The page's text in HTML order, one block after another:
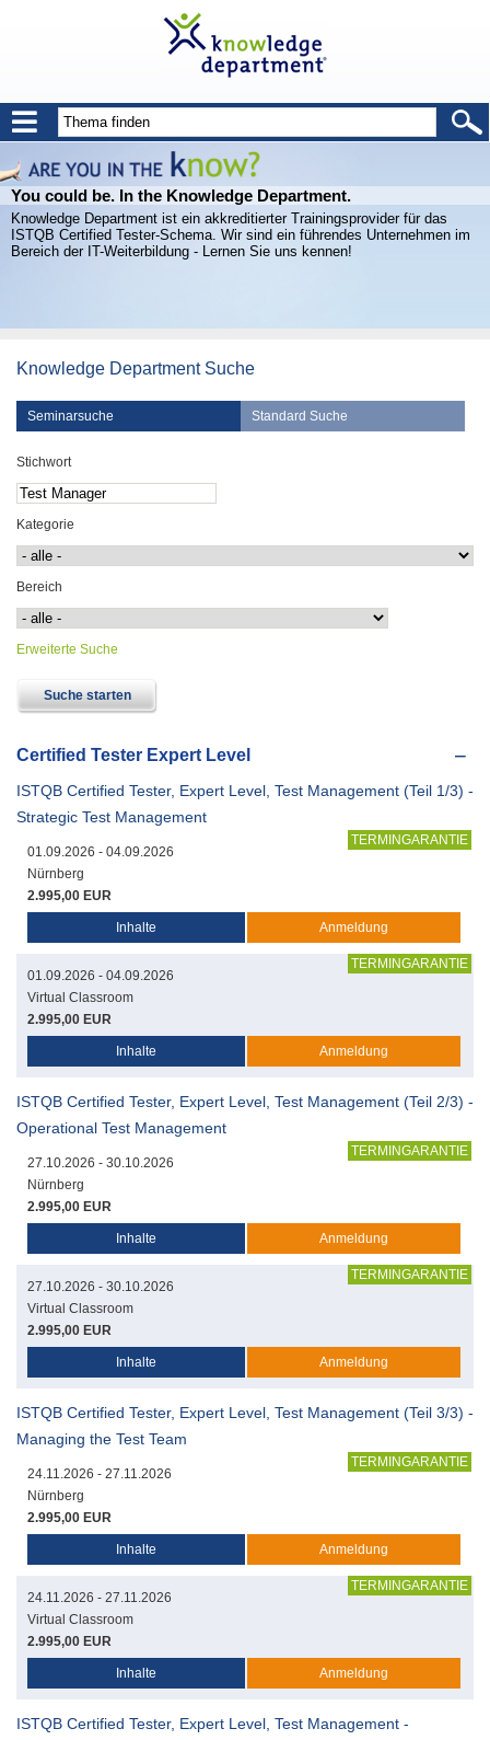
You could be. In the Knowledge Department.
Knowledge Department ist ein akkreditierter Trainingsprovider für das
ISTQB Certified Tester-Schema. Wir sind ein führendes Unternehmen im
Bereich der IT-Weiterbildung - Lernen Sie uns kennen!
Knowledge Department Suche
Seminarsuche Standard Suche
Stichwort
Kategorie
Bereich
Erweiterte Suche
Certified Tester Expert Level
ISTQB Certified Tester, Expert Level, Test Management (Teil 1/3) -
Strategic Test Management
01.09.2026 - 04.09.2026
Nürnberg
2.995,00 EUR
Inhalte Anmeldung
TERMINGARANTIE
01.09.2026 - 04.09.2026
Virtual Classroom
2.995,00 EUR
Inhalte Anmeldung
TERMINGARANTIE
ISTQB Certified Tester, Expert Level, Test Management (Teil 2/3) -
Operational Test Management
27.10.2026 - 30.10.2026
Nürnberg
2.995,00 EUR
Inhalte Anmeldung
TERMINGARANTIE
27.10.2026 - 30.10.2026
Virtual Classroom
2.995,00 EUR
Inhalte Anmeldung
TERMINGARANTIE
ISTQB Certified Tester, Expert Level, Test Management (Teil 3/3) -
Managing the Test Team
24.11.2026 - 27.11.2026
Nürnberg
2.995,00 EUR
Inhalte Anmeldung
TERMINGARANTIE
24.11.2026 - 27.11.2026
Virtual Classroom
2.995,00 EUR
Inhalte Anmeldung
TERMINGARANTIE
ISTQB Certified Tester, Expert Level, Test Management -